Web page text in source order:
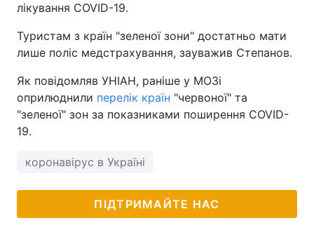
лікування COVID-19.
Туристам з країн "зеленої зони" достатньо мати
лише поліс медстрахування, зауважив Степанов.
Як повідомляв УНІАН, раніше у МОЗі
оприлюднили перелік країн "червоної" та
"зеленої" зон за показниками поширення COVID-
19.
коронавірус в Україні
ПІДТРИМАЙТЕ НАС